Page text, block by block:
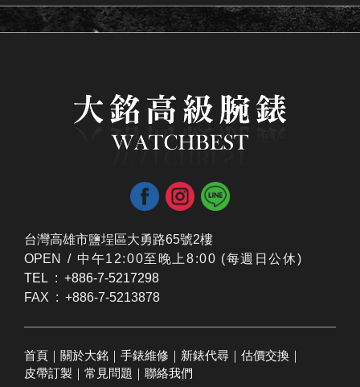
台灣高雄市鹽埕區大勇路65號2樓
OPEN / ​中午12:00至晚上8:00 (每週日公休)
TEL : +886-7-5217298
FAX : +886-7-5213878
首頁 ｜ 關於大銘 ｜ 手錶維修 ｜ 新錶代尋 ｜ 估價交換 ｜
皮帶訂製 ｜ 常見問題 ｜ 聯絡我們